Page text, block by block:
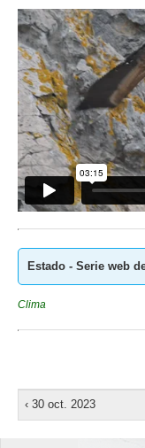
Estado - Serie web
Clima
‹ 30 oct. 2023